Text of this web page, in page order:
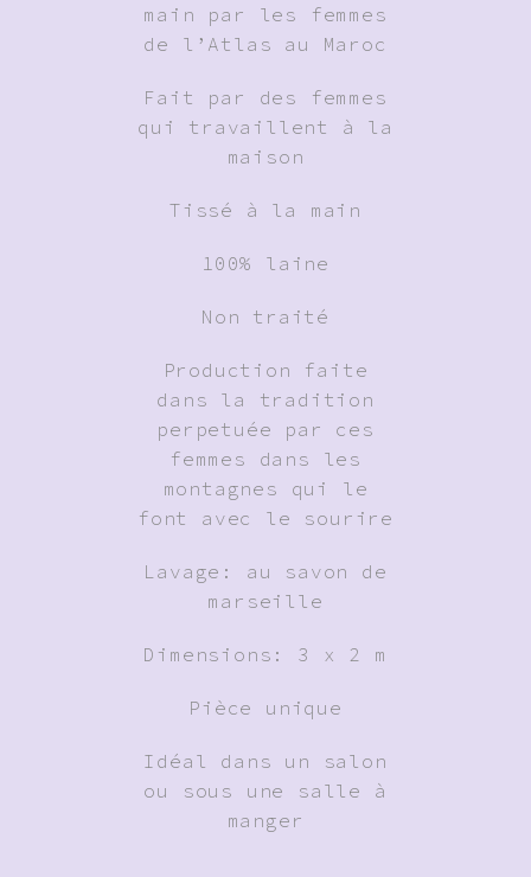
main par les femmes
de l’Atlas au Maroc
Fait par des femmes
qui travaillent à la
maison
Tissé à la main
100% laine
Non traité
Production faite
dans la tradition
perpetuée par ces
femmes dans les
montagnes qui le
font avec le sourire
Lavage: au savon de
marseille
Dimensions: 3 x 2 m
Pièce unique
Idéal dans un salon
ou sous une salle à
manger